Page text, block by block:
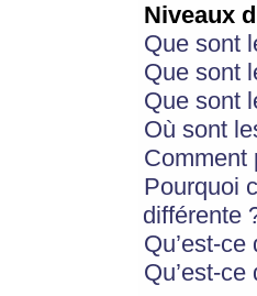
Niveaux
Que sont
Que sont
Que sont
Où sont
Comment
Pourquoi
différente
Qu’est-ce
Qu’est-ce